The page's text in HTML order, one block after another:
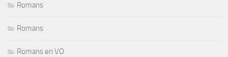
Romans
Romans
Romans en VO